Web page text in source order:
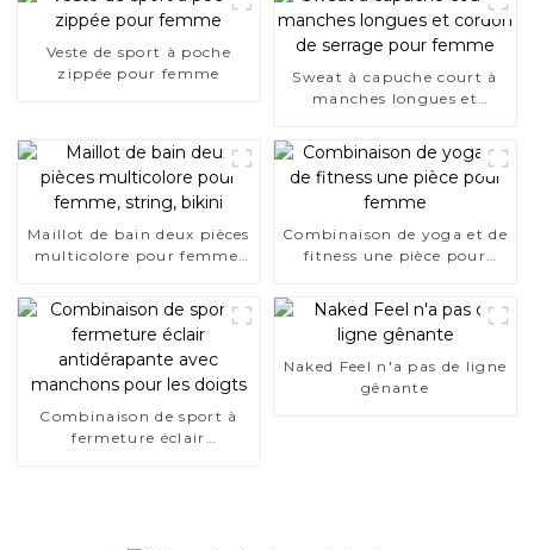
Veste de sport à poche
zippée pour femme
Sweat à capuche court à
manches longues et
Maillot de bain deux pièces
multicolore pour femme,
Combinaison de yoga et de
fitness une pièce pour
Combinaison de sport à
fermeture éclair
Naked Feel n'a pas de ligne
gênante